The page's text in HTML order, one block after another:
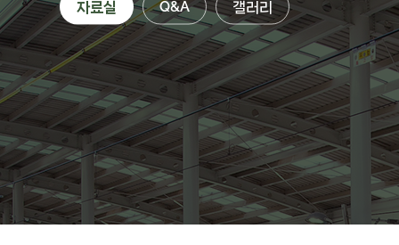
자료실 Q&A 갤러리